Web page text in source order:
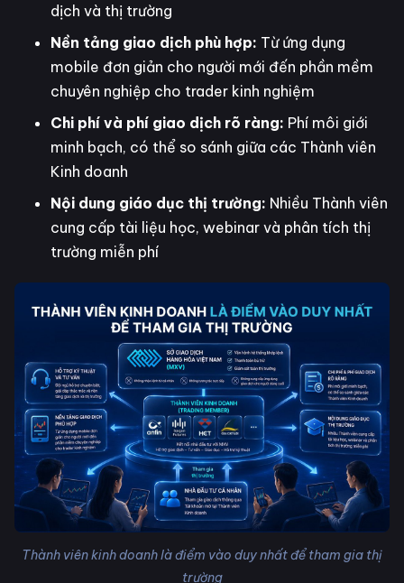
dịch và thị trường
Nền tảng giao dịch phù hợp: Từ ứng dụng
mobile đơn giản cho người mới đến phần mềm
chuyên nghiệp cho trader kinh nghiệm
Chi phí và phí giao dịch rõ ràng: Phí môi giới
minh bạch, có thể so sánh giữa các Thành viên
Kinh doanh
Nội dung giáo dục thị trường: Nhiều Thành viên
cung cấp tài liệu học, webinar và phân tích thị
trường miễn phí
Thành viên kinh doanh là điểm vào duy nhất để tham gia thị
trường